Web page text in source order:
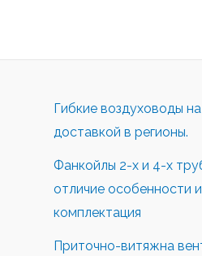
Гибкие воздуховоды
доставкой в регионы.
Фанкойлы 2-х и 4-х
отличие особенности и
комплектация
Приточно-витяжна